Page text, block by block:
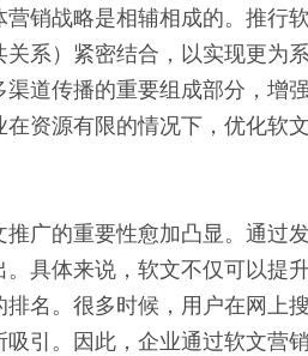
销战略是相辅相成的。推行
系）紧密结合，以实现更为
道传播的重要组成部分，增
资源有限的情况下，优化软
广的重要性愈加凸显。通过
具体来说，软文不仅可以提
名。很多时候，用户在网上
引。因此，企业通过软文营